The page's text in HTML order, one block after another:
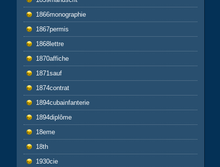
1866monographie
1867permis
1868lettre
1870affiche
1871sauf
1874contrat
1894cubainfanterie
1894diplôme
18eme
18th
1930cie